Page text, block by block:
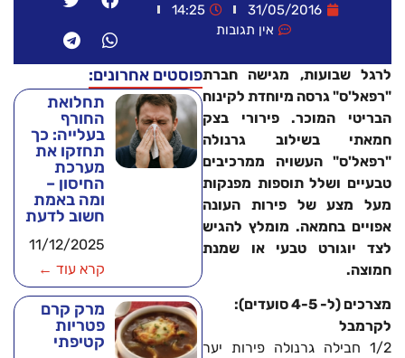
31/05/2016
14:25
אין תגובות
לרגל שבועות, מגישה חברת
"רפאל'ס" גרסה מיוחדת לקינוח
הבריטי המוכר. פירורי בצק
חמאתי בשילוב גרנולה
"רפאל'ס" העשויה ממרכיבים
טבעיים ושלל תוספות מפנקות
מעל מצע של פירות העונה
אפויים בחמאה. מומלץ להגיש
לצד יוגורט טבעי או שמנת
חמוצה.
מצרכים (ל- 4-5 סועדים):
לקרמבל
1/2 חבילה גרנולה פירות יער
פוסטים אחרונים:
תחלואת
החורף
בעלייה: כך
תחזקו את
מערכת
החיסון –
ומה באמת
חשוב לדעת
11/12/2025
קרא עוד ←
מרק קרם
פטריות
קטיפתי